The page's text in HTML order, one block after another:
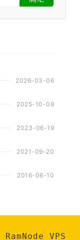
2026-03-06
2025-10-09
2023-06-19
2021-09-20
2016-06-10
RamNode VPS